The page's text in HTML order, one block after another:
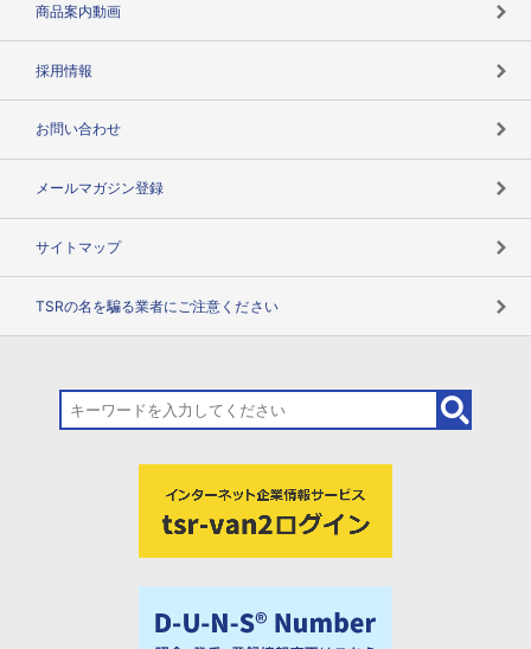
商品案内動画
採用情報
お問い合わせ
メールマガジン登録
サイトマップ
TSRの名を騙る業者にご注意ください